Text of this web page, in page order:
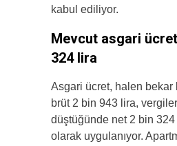
kabul ediliyor.
Mevcut asgari
324 lira
Asgari ücret, halen bekar
brüt 2 bin 943 lira,
düştüğünde net 2 bin
olarak uygulanıyor.